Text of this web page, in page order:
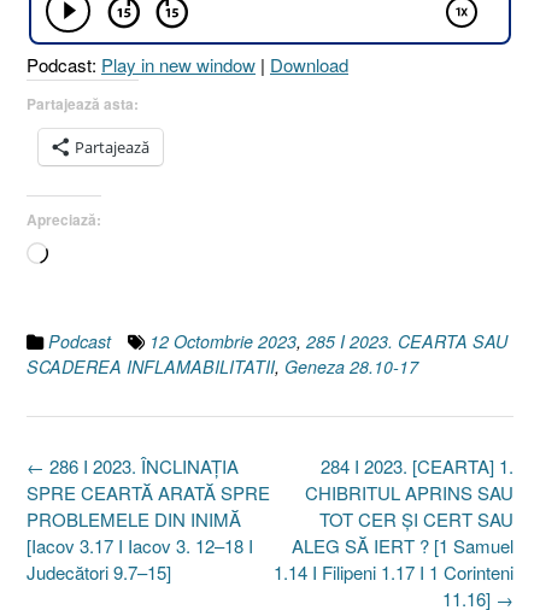
Podcast: Play in new window | Download
Partajează asta:
Partajează
Apreciază:
Încarc...
Podcast 12 Octombrie 2023, 285 I 2023. CEARTA SAU
SCADEREA INFLAMABILITATII, Geneza 28.10-17
Post
navigation
284 I 2023. [CEARTA] 1.
CHIBRITUL APRINS SAU
TOT CER ȘI CERT SAU
ALEG SĂ IERT ? [1 Samuel
1.14 I Filipeni 1.17 I 1 Corinteni
11.16] →
← 286 I 2023. ÎNCLINAȚIA
SPRE CEARTĂ ARATĂ SPRE
PROBLEMELE DIN INIMĂ
[Iacov 3.17 I Iacov 3. 12–18 I
Judecători 9.7–15]